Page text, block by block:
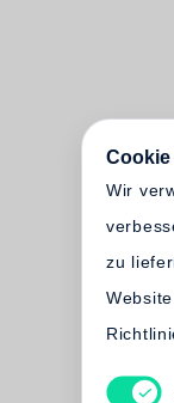
Wir
zu